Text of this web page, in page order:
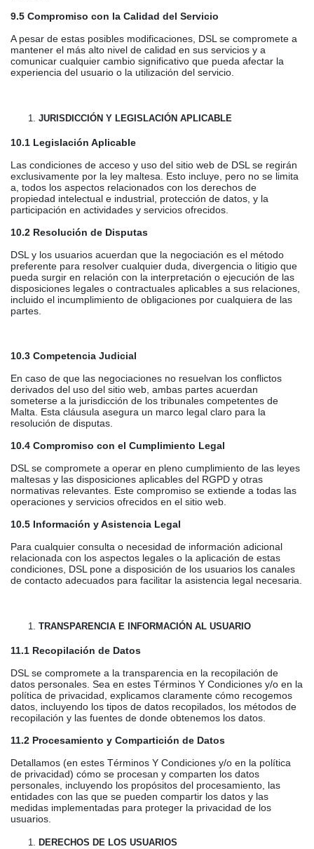
9.5 Compromiso con la Calidad del Servicio
A pesar de estas posibles modificaciones, DSL se compromete a
mantener el más alto nivel de calidad en sus servicios y a
comunicar cualquier cambio significativo que pueda afectar la
experiencia del usuario o la utilización del servicio.
JURISDICCIÓN Y LEGISLACIÓN APLICABLE
10.1 Legislación Aplicable
Las condiciones de acceso y uso del sitio web de DSL se regirán
exclusivamente por la ley maltesa. Esto incluye, pero no se limita
a, todos los aspectos relacionados con los derechos de
propiedad intelectual e industrial, protección de datos, y la
participación en actividades y servicios ofrecidos.
10.2 Resolución de Disputas
DSL y los usuarios acuerdan que la negociación es el método
preferente para resolver cualquier duda, divergencia o litigio que
pueda surgir en relación con la interpretación o ejecución de las
disposiciones legales o contractuales aplicables a sus relaciones,
incluido el incumplimiento de obligaciones por cualquiera de las
partes.
10.3 Competencia Judicial
En caso de que las negociaciones no resuelvan los conflictos
derivados del uso del sitio web, ambas partes acuerdan
someterse a la jurisdicción de los tribunales competentes de
Malta. Esta cláusula asegura un marco legal claro para la
resolución de disputas.
10.4 Compromiso con el Cumplimiento Legal
DSL se compromete a operar en pleno cumplimiento de las leyes
maltesas y las disposiciones aplicables del RGPD y otras
normativas relevantes. Este compromiso se extiende a todas las
operaciones y servicios ofrecidos en el sitio web.
10.5 Información y Asistencia Legal
Para cualquier consulta o necesidad de información adicional
relacionada con los aspectos legales o la aplicación de estas
condiciones, DSL pone a disposición de los usuarios los canales
de contacto adecuados para facilitar la asistencia legal necesaria.
TRANSPARENCIA E INFORMACIÓN AL USUARIO
11.1 Recopilación de Datos
DSL se compromete a la transparencia en la recopilación de
datos personales. Sea en estes Términos Y Condiciones y/o en la
política de privacidad, explicamos claramente cómo recogemos
datos, incluyendo los tipos de datos recopilados, los métodos de
recopilación y las fuentes de donde obtenemos los datos.
11.2 Procesamiento y Compartición de Datos
Detallamos (en estes Términos Y Condiciones y/o en la política
de privacidad) cómo se procesan y comparten los datos
personales, incluyendo los propósitos del procesamiento, las
entidades con las que se pueden compartir los datos y las
medidas implementadas para proteger la privacidad de los
usuarios.
DERECHOS DE LOS USUARIOS